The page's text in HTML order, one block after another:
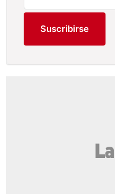
Suscribirse